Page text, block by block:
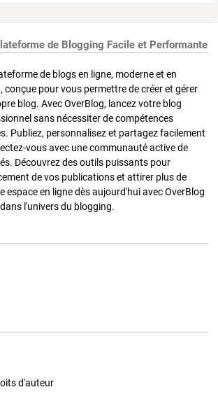
de Blogging Facile et Performante
de blogs en ligne, moderne et en
pour vous permettre de créer et gérer
blog. Avec OverBlog, lancez votre blog
sans nécessiter de compétences
Publiez, personnalisez et partagez facilement
vous avec une communauté active de
Découvrez des outils puissants pour
de vos publications et attirer plus de
espace en ligne dès aujourd'hui avec OverBlog
l'univers du blogging.
d'auteur